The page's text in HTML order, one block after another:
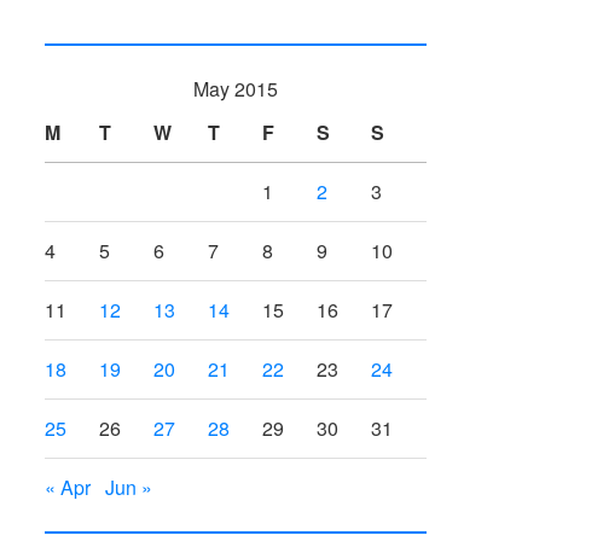
May 2015
M
T W T F S S
1 2 3
4 5 6 7 8 9 10
11 12 13 14 15 16 17
18 19 20 21 22 23 24
25 26 27 28 29 30 31
« Apr Jun »